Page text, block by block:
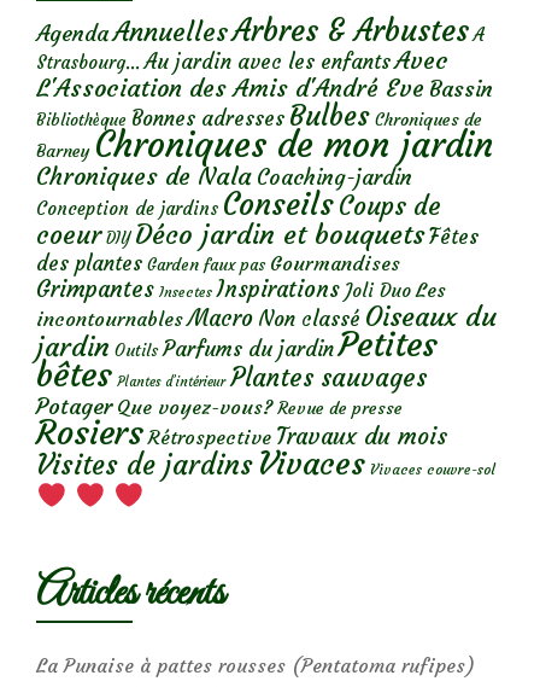
AgendaAnnuellesArbres & Arbustes A
Strasbourg... Au jardin avec les enfantsAvec
L'Association des Amis d'André Eve Bassin
Bibliothèque Bonnes adresses Bulbes Chroniques de
Barney Chroniques de mon jardin
Chroniques de Nala Coaching-jardin
Conception de jardins ConseilsCoups de
coeur DIY Déco jardin et bouquetsFêtes
des plantes Garden faux pas Gourmandises
Grimpantes Insectes Inspirations Joli Duo Les
incontournables Macro Non classé Oiseaux du
jardin Outils Parfums du jardinPetites
bêtes Plantes d’intérieur Plantes sauvages
Potager Que voyez-vous? Revue de presse
Rosiers Rétrospective Travaux du mois
Visites de jardins Vivaces Vivaces couvre-sol
Articles récents
La Punaise à pattes rousses (Pentatoma rufipes)